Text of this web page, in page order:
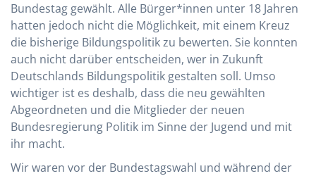
Bundestag gewählt. Alle Bürger*innen unter 18 Jahren
hatten jedoch nicht die Möglichkeit, mit einem Kreuz
die bisherige Bildungspolitik zu bewerten. Sie konnten
auch nicht darüber entscheiden, wer in Zukunft
Deutschlands Bildungspolitik gestalten soll. Umso
wichtiger ist es deshalb, dass die neu gewählten
Abgeordneten und die Mitglieder der neuen
Bundesregierung Politik im Sinne der Jugend und mit
ihr macht.
Wir waren vor der Bundestagswahl und während der